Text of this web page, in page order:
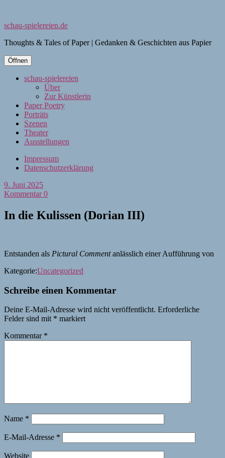
schau-spielereien.de
Thoughts & Tales of Paper | Gedanken & Geschichten aus Papier
Öffnen
schau-spielereien
Über
Zur Künstlerin
Paper Poetry
Porträts
Szenen
Theater
Ausstellungen
Impressum
Datenschutzerklärung
9. Juni 2025
Kommentar 0
In die Kulissen (Dorian III)
Entstanden als Pictural Commentanlässlich einer Aufführung von
Kategorie:Uncategorized
Schreibe einen Kommentar
Deine E-Mail-Adresse wird nicht veröffentlicht. Erforderliche
Felder sind mit * markiert
Kommentar *
Name *
E-Mail-Adresse *
Website